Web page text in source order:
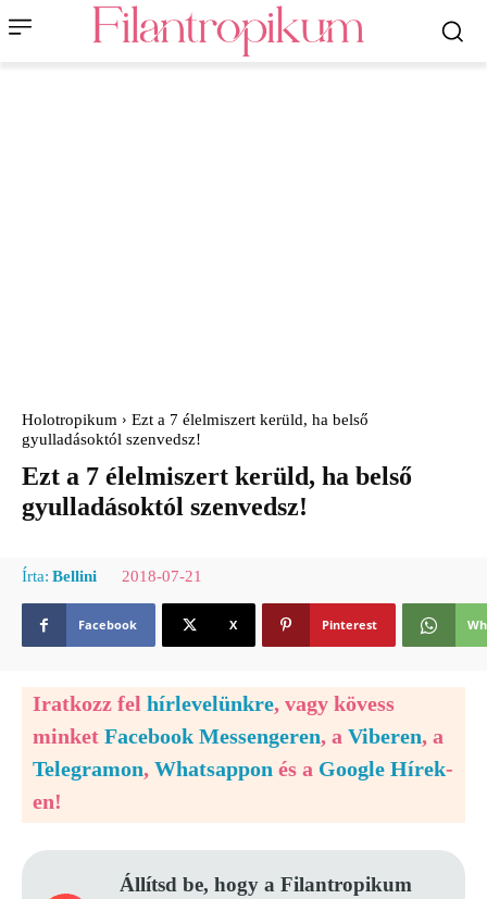
Holotropikum
Ezt a 7 élelmiszert kerüld, ha belső
gyulladásoktól szenvedsz!
Ezt a 7 élelmiszert kerüld, ha belső
gyulladásoktól szenvedsz!
Írta: Bellini 2018-07-21
Facebook X Pinterest
Iratkozz fel hírlevelünkre, vagy kövess
minket Facebook Messengeren, a Viberen, a
Telegramon, Whatsappon és a Google Hírek-
en!
Állítsd be, hogy a Filantropikum